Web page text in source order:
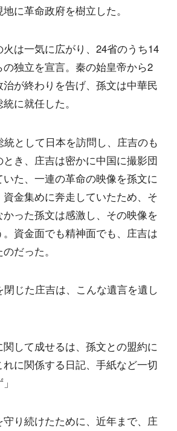
に革命政府を樹立した。
は一気に広がり、24省のうち14
独立を宣言。秦の始皇帝から2
が終わりを告げ、孫文は中華民
に就任した。
統として日本を訪問し、庄吉のも
とき、庄吉は密かに中国に撮影団
た、一連の革命の映像を孫文に
金集めに奔走していたため、そ
った孫文は感激し、その映像を
資金面でも精神面でも、庄吉は
だった。
じた庄吉は、こんな遺言を遺し
関して成せるは、孫文との盟約に
に関係する日記、手紙など一切
り続けたために、近年まで、庄